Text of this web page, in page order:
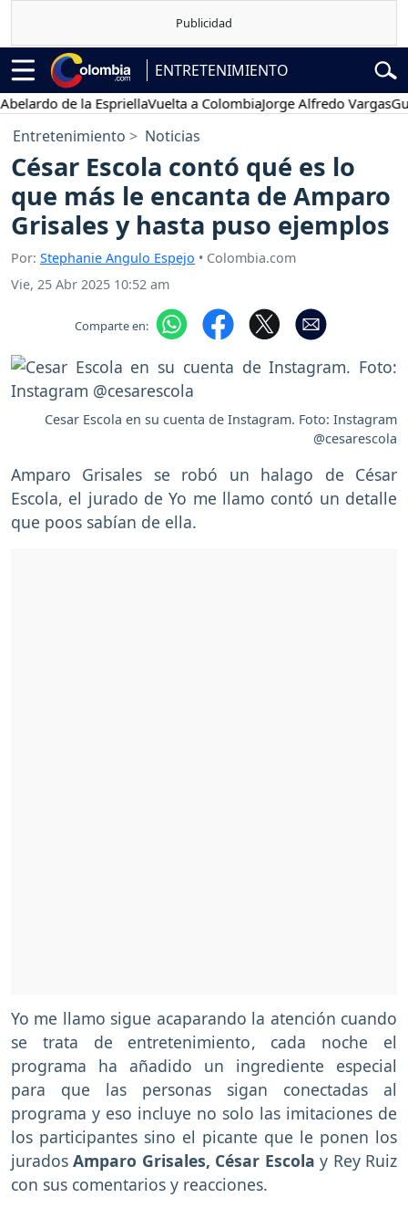
ENTRETENIMIENTO
de la EspriellaVuelta a ColombiaJorge Alfredo Vargas
Entretenimiento Noticias
César Escola contó qué es lo
que más le encanta de Amparo
Grisales y hasta puso ejemplos
Por: Stephanie Angulo Espejo • Colombia.com
Vie, 25 Abr 2025 10:52 am
Comparte en:
Cesar Escola en su cuenta de Instagram. Foto: Instagram
@cesarescola
Amparo Grisales se robó un halago de César
Escola, el jurado de Yo me llamo contó un detalle
que poos sabían de ella.
Yo me llamo sigue acaparando la atención cuando
se trata de entretenimiento, cada noche el
programa ha añadido un ingrediente especial
para que las personas sigan conectadas al
programa y eso incluye no solo las imitaciones de
los participantes sino el picante que le ponen los
juradosAmparo Grisales, César Escola y Rey Ruiz
con sus comentarios y reacciones.